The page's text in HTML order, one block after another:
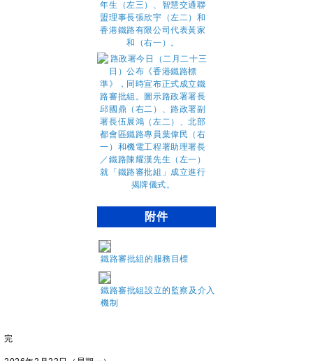
附件
鐵路審批組的服務目標
鐵路審批組設立的監察及介入
機制
完